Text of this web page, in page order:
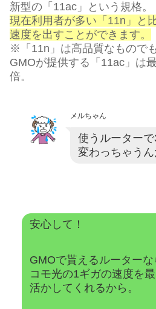
新型の「11ac」という規格。
現在利用者が多い「11n」と
速度を出すことができます。
※「11n」は高品質なもので
GMOが提供する「11ac」は
倍。
メルちゃん
使うルーター
変わっちゃうん
安心して！
GMOで貰えるルーターな
コモ光の1ギガの速度を
活かしてくれるから。